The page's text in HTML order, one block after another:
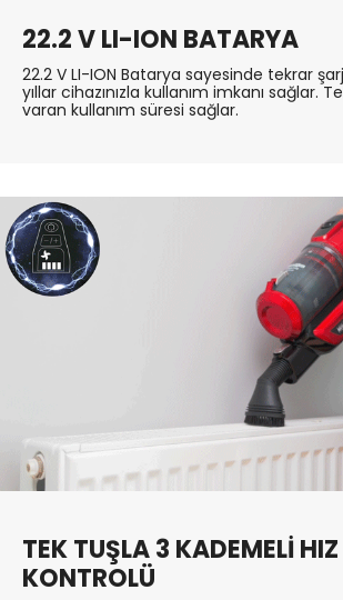
22.2 V LI-ION BATARYA
22.2 V LI-ION Batarya sayesinde tekrar
yıllar cihazınızla kullanım imkanı sağlar.
varan kullanım süresi sağlar.
TEK TUŞLA 3 KADEMELİ HIZ
KONTROLÜ